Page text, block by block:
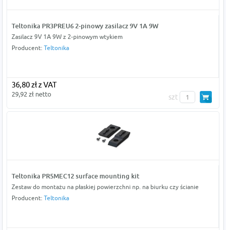
Teltonika PR3PREU6 2-pinowy zasilacz 9V 1A 9W
Zasilacz 9V 1A 9W z 2-pinowym wtykiem
Producent: Teltonika
36,80 zł z VAT
29,92 zł netto szt
Teltonika PR5MEC12 surface mounting kit
Zestaw do montażu na płaskiej powierzchni np. na biurku czy ścianie
Producent: Teltonika